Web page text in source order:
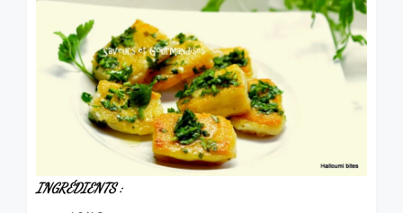
INGRÉDIENTS :